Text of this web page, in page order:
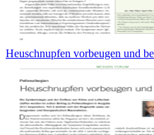
Heuschnupfen vorbeugen und